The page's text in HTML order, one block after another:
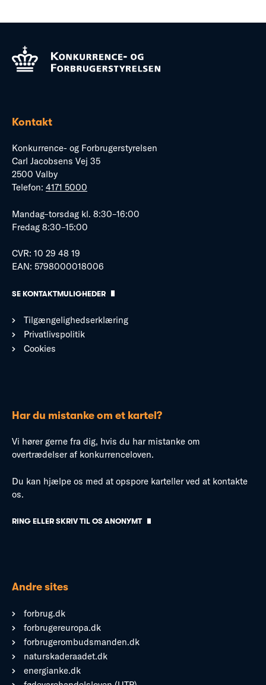
Kontakt
Konkurrence- og Forbrugerstyrelsen
Carl Jacobsens Vej 35
2500 Valby
Telefon: 4171 5000
Mandag–torsdag kl. 8:30–16:00
Fredag 8:30–15:00
CVR: 10 29 48 19
EAN: 5798000018006
SE KONTAKTMULIGHEDER
Tilgængelighedserklæring
Privatlivspolitik
Cookies
Har du mistanke om et kartel?
Vi hører gerne fra dig, hvis du har mistanke om
overtrædelser af konkurrenceloven.
Du kan hjælpe os med at opspore karteller ved at kontakte
os.
RING ELLER SKRIV TIL OS ANONYMT
Andre sites
forbrug.dk
forbrugereuropa.dk
forbrugerombudsmanden.dk
naturskaderaadet.dk
energianke.dk